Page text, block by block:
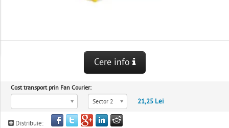
Cere info
Cost transport prin Fan Courier:
Sector 2
21,25 Lei
Distribuie: